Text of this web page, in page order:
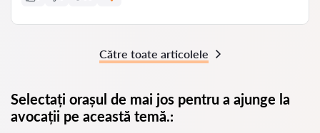
Către toate articolele
Selectați orașul de mai jos pentru a ajunge la
avocații pe această temă.: